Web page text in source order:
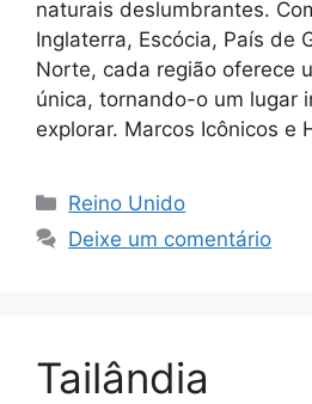
naturais deslumbrantes.
Inglaterra, Escócia, País de
Norte, cada região oferece
única, tornando-o um lugar
explorar. Marcos Icônicos e
Reino Unido
Deixe um comentário
Tailândia